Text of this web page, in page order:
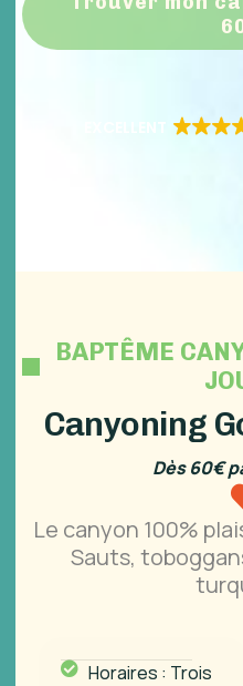
EXCELLENT
BAPTÊME
Canyoning
Dès 60€
Le canyon 100%
Sauts,
Horaires : Trois